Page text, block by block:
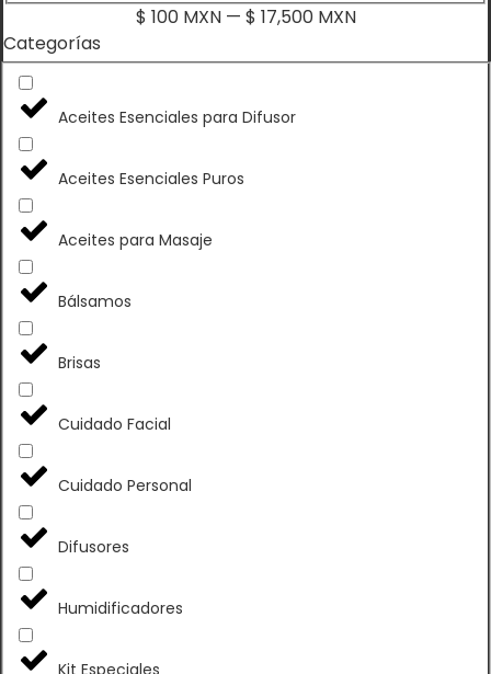
$ 100 MXN— $ 17,500 MXN
Categorías
Aceites Esenciales para Difusor
Aceites Esenciales Puros
Aceites para Masaje
Bálsamos
Brisas
Cuidado Facial
Cuidado Personal
Difusores
Humidificadores